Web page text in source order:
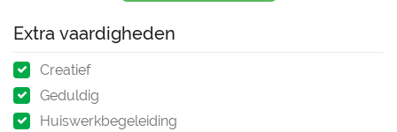
Extra vaardigheden
Creatief
Geduldig
Huiswerkbegeleiding